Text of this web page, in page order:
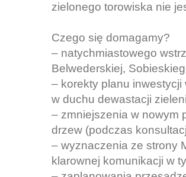
zielonego torowiska nie
Czego się domagamy?
– natychmiastowego
Belwederskiej,
– korekty planu inwestycji
w duchu dewastacji
– zmniejszenia w nowym
drzew (podczas
– wyznaczenia ze strony
klarownej komunikacji w